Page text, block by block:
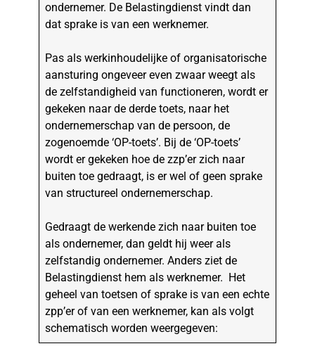
ondernemer. De Belastingdienst vindt dan
dat sprake is van een werknemer.
Pas als werkinhoudelijke of organisatorische
aansturing ongeveer even zwaar weegt als
de zelfstandigheid van functioneren, wordt er
gekeken naar de derde toets, naar het
ondernemerschap van de persoon, de
zogenoemde ‘OP-toets’. Bij de ‘OP-toets’
wordt er gekeken hoe de zzp’er zich naar
buiten toe gedraagt, is er wel of geen sprake
van structureel ondernemerschap.
Gedraagt de werkende zich naar buiten toe
als ondernemer, dan geldt hij weer als
zelfstandig ondernemer. Anders ziet de
Belastingdienst hem als werknemer. Het
geheel van toetsen of sprake is van een echte
zpp’er of van een werknemer, kan als volgt
schematisch worden weergegeven: